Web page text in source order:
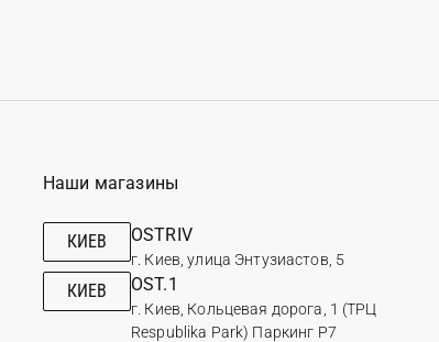
Наши магазины
КИЕВ OSTRIV
г. Киев, улица Энтузиастов, 5
КИЕВ OST.1
г. Киев, Кольцевая дорога, 1 (ТРЦ
Respublika Park) Паркинг Р7